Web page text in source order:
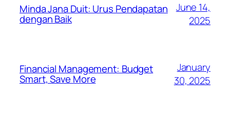
Minda Jana Duit: Urus Pendapatan
dengan Baik
June 14,
2025
Financial Management: Budget
Smart, Save More
January
30, 2025